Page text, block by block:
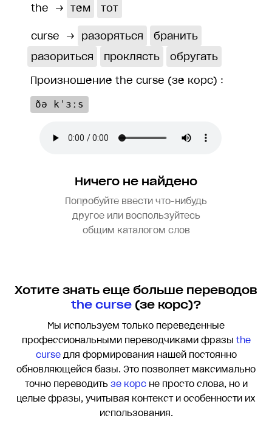
the → тем тот
curse → разоряться
бранить
разориться
проклясть
обругать
Произношение the curse (зе корс) :
ðə kˈɜːs
Ничего не найдено
Попробуйте ввести что-нибудь
другое или воспользуйтесь
общим каталогом слов
Хотите знать еще больше переводов
the curse(зе корс)?
Мы используем только переведенные
профессиональными переводчиками фразы the
curseдля формирования нашей постоянно
обновляющейся базы. Это позволяет максимально
точно переводить зе корсне просто слова, но и
целые фразы, учитывая контекст и особенности их
использования.